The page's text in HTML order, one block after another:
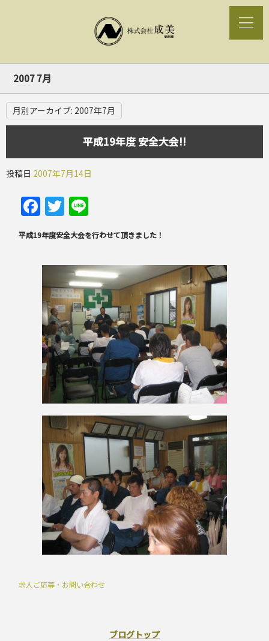
2007 7月
月別アーカイブ: 2007年7月
平成19年度 安全大会!!
投稿日 2007年7月14日
Facebook
Twitter
平成19年度安全大会を行わせて頂きました！
求人ご応募・お問い合わせ
ブログトップ